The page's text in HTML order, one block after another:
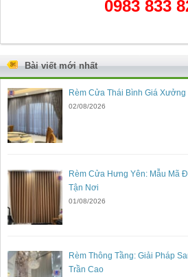
0983 833
Bài viết mới nhất
Rèm Cửa Thái Bình Giá
02/08/2026
Rèm Cửa Hưng Yên: Mẫu Mã
Tận Nơi
01/08/2026
Rèm Thông Tầng: Giải Pháp
Trần Cao